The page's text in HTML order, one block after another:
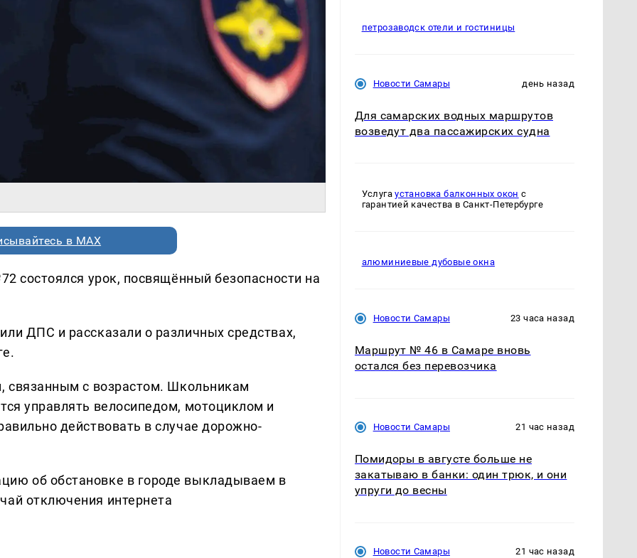
в MAX
состоялся урок, посвящённый безопасности на
ДПС и рассказали о различных средствах,
связанным с возрастом. Школьникам
управлять велосипедом, мотоциклом и
действовать в случае дорожно-
об обстановке в городе выкладываем в
отключения интернета
петрозаводск отели и гостиницы
Новости Самары день назад
Для самарских водных маршрутов
возведут два пассажирских судна
Услугаустановка балконных окон с
гарантией качества в Санкт-Петербурге
алюминиевые дубовые окна
Новости Самары 23 часа назад
Маршрут № 46 в Самаре вновь
остался без перевозчика
Новости Самары 21 час назад
Помидоры в августе больше не
закатываю в банки: один трюк, и они
упруги до весны
Новости Самары 21 час назад